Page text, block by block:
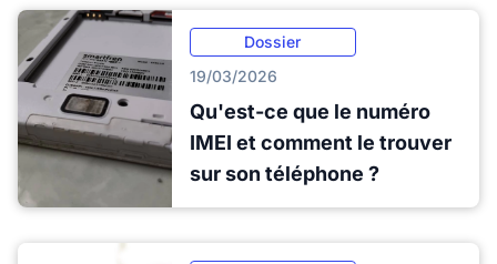
Dossier
19/03/2026
Qu'est-ce que le numéro
IMEI et comment le trouver
sur son téléphone ?